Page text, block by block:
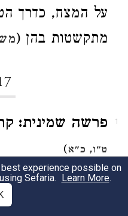
על המצח, כדרך
מתקשטות בהן (
1 פרשה שמינית:
ט"ו, כ"א)
פיסקה ראשונה:
experience possible on
Sefaria. Learn More.